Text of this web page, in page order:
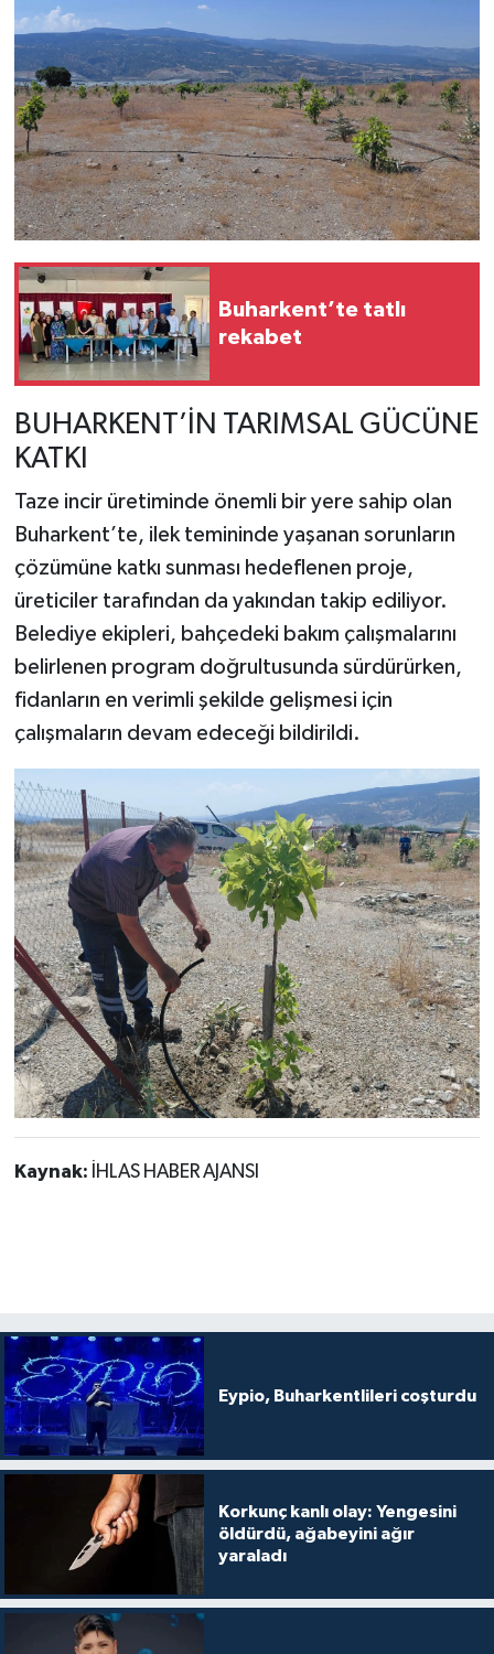
Buharkent’te tatlı
rekabet
BUHARKENT’İN TARIMSAL GÜCÜNE
KATKI
Taze incir üretiminde önemli bir yere sahip olan
Buharkent’te, ilek temininde yaşanan sorunların
çözümüne katkı sunması hedeflenen proje,
üreticiler tarafından da yakından takip ediliyor.
Belediye ekipleri, bahçedeki bakım çalışmalarını
belirlenen program doğrultusunda sürdürürken,
fidanların en verimli şekilde gelişmesi için
çalışmaların devam edeceği bildirildi.
Kaynak: İHLAS HABER AJANSI
Eypio, Buharkentlileri coşturdu
Korkunç kanlı olay: Yengesini
öldürdü, ağabeyini ağır
yaraladı